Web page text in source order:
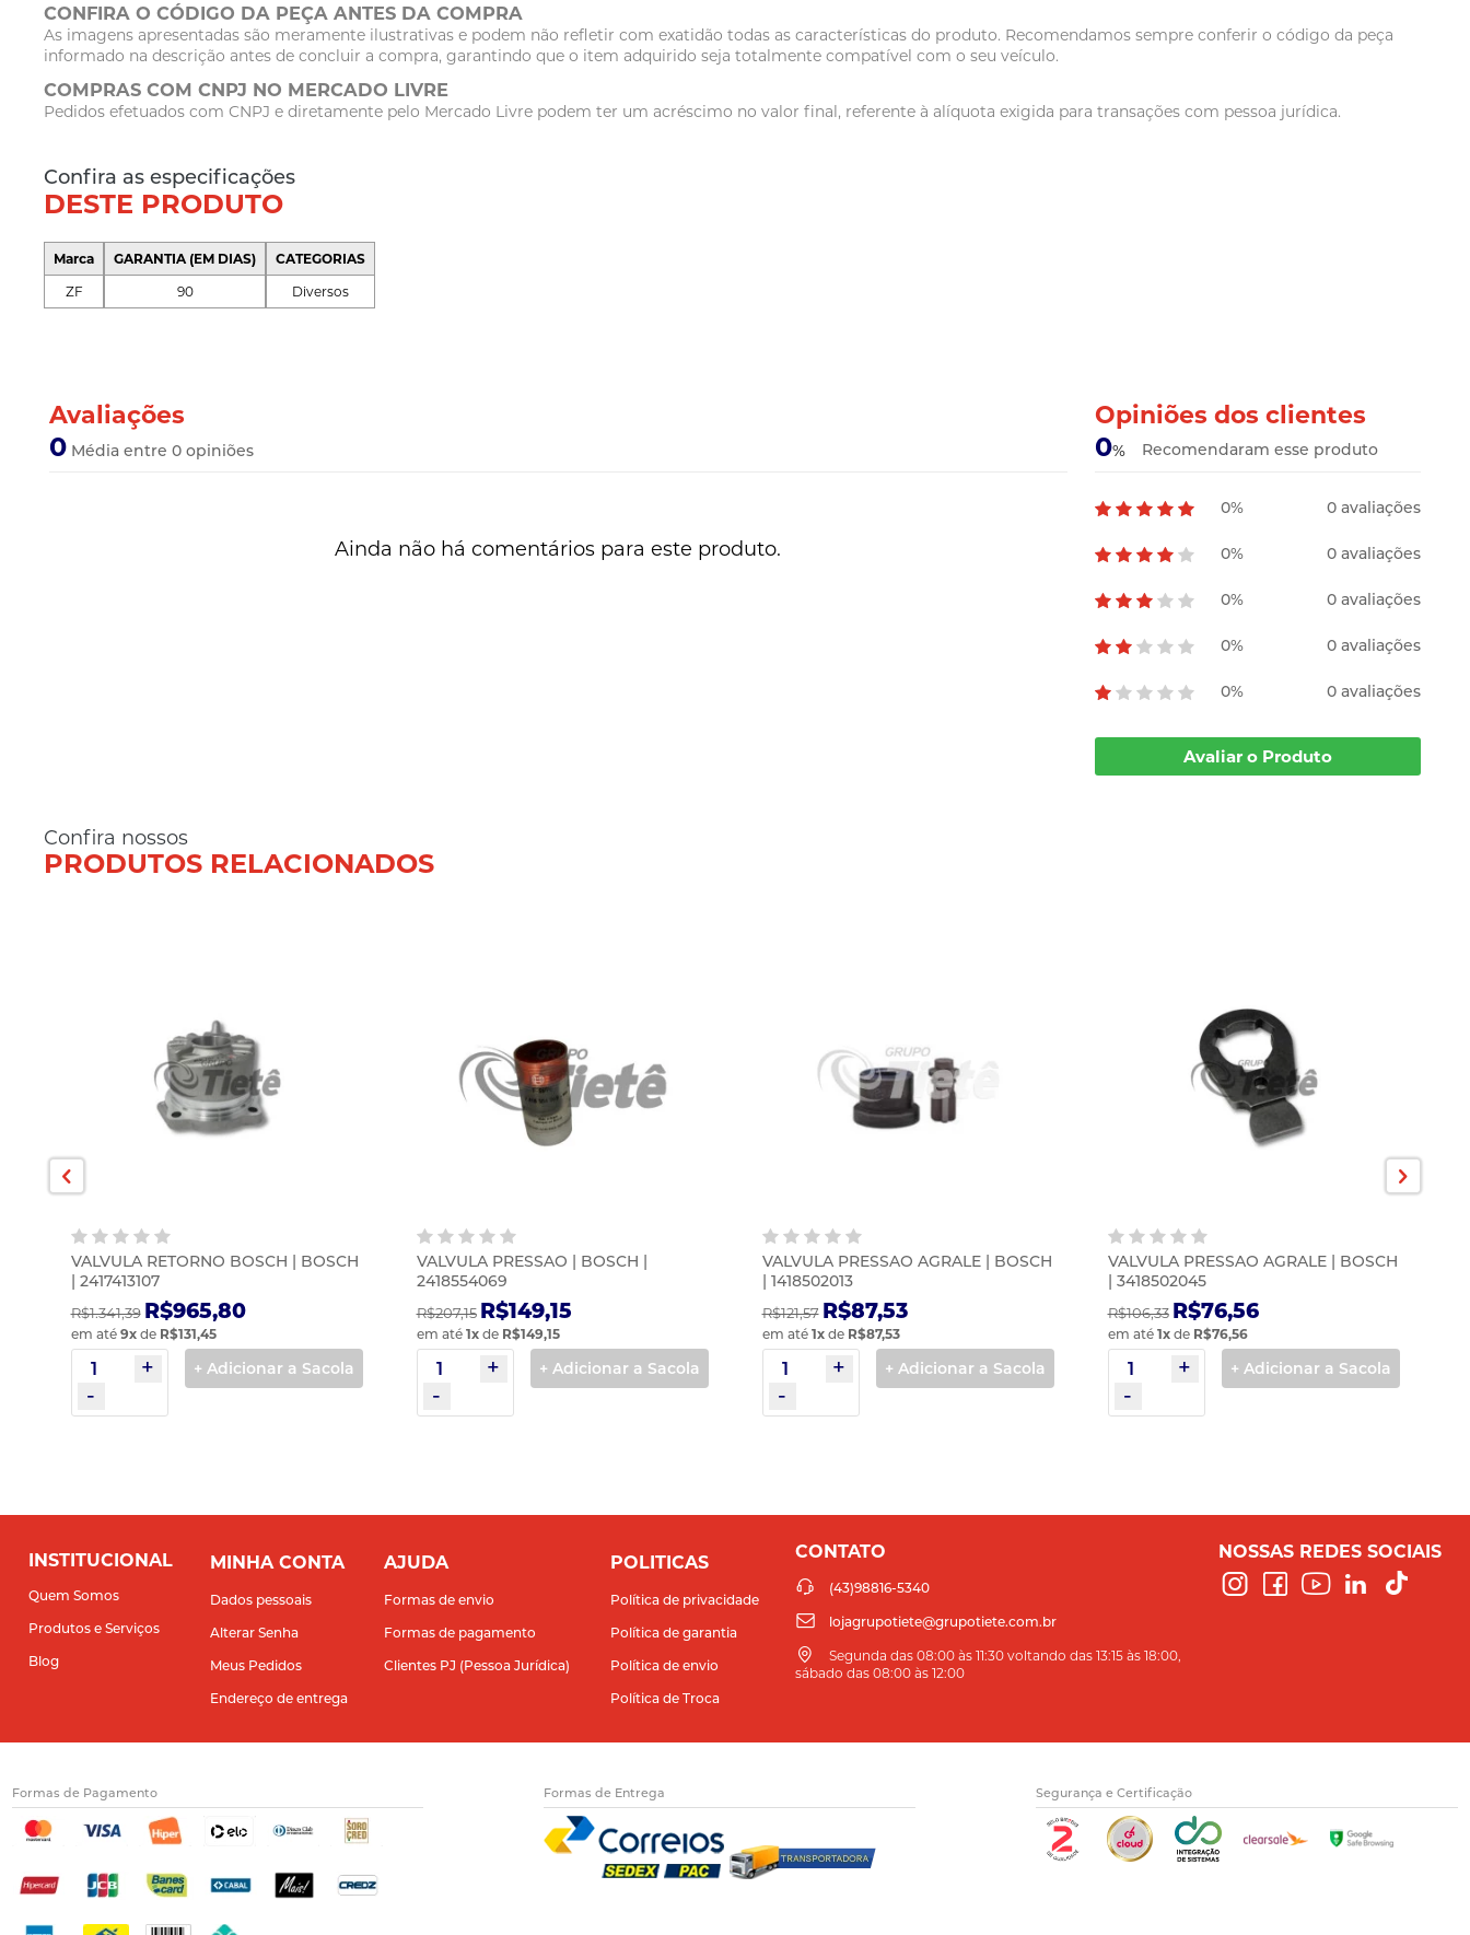
CONFIRA O CÓDIGO DA PEÇA ANTES DA COMPRA
As imagens apresentadas são meramente ilustrativas e podem não refletir com exatidão todas as características do produto. Recomendamos sempre conferir o código da peça
informado na descrição antes de concluir a compra, garantindo que o item adquirido seja totalmente compatível com o seu veículo.
COMPRAS COM CNPJ NO MERCADO LIVRE
Pedidos efetuados com CNPJ e diretamente pelo Mercado Livre podem ter um acréscimo no valor final, referente à alíquota exigida para transações com pessoa jurídica.
Confira as especificações
DESTE PRODUTO
Marca
ZF
GARANTIA (EM DIAS)
90
CATEGORIAS
Diversos
Avaliações
0 Média entre 0 opiniões
Ainda não há comentários para este produto.
Opiniões dos clientes
0% Recomendaram esse produto
0% 0 avaliações
0% 0 avaliações
0% 0 avaliações
0% 0 avaliações
0% 0 avaliações
Avaliar o Produto
Confira nossos
PRODUTOS RELACIONADOS
VALVULA RETORNO BOSCH | BOSCH
| 2417413107
R$1.341,39 R$965,80
em até 9xde R$131,45
+ Adicionar a Sacola
VALVULA PRESSAO | BOSCH |
2418554069
R$207,15 R$149,15
em até 1xde R$149,15
+ Adicionar a Sacola
VALVULA PRESSAO AGRALE | BOSCH
| 1418502013
R$121,57 R$87,53
em até 1xde R$87,53
+ Adicionar a Sacola
VALVULA PRESSAO AGRALE | BOSCH
| 3418502045
R$106,33 R$76,56
em até 1xde R$76,56
+ Adicionar a Sacola
INSTITUCIONAL
Quem Somos
Produtos e Serviços
Blog
MINHA CONTA
Dados pessoais
Alterar Senha
Meus Pedidos
Endereço de entrega
AJUDA
Formas de envio
Formas de pagamento
Clientes PJ (Pessoa Jurídica)
POLITICAS
Política de privacidade
Política de garantia
Política de envio
Política de Troca
CONTATO
(43)98816-5340
lojagrupotiete@grupotiete.com.br
Segunda das 08:00 às 11:30 voltando das 13:15 às 18:00,
sábado das 08:00 às 12:00
NOSSAS REDES SOCIAIS
Formas de Pagamento Formas de Entrega Segurança e Certificação